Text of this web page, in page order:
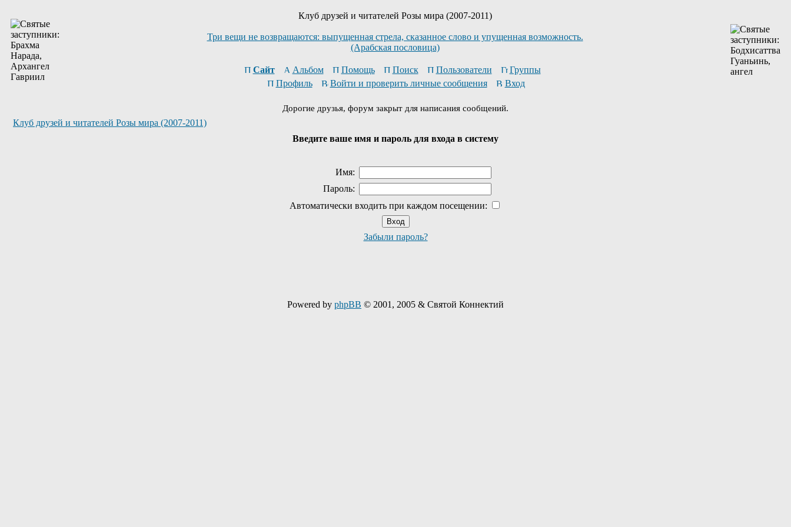
Клуб друзей и читателей Розы мира (2007-2011)
Три вещи не возвращаются: выпущенная стрела, сказанное слово и упущенная возможность.
(Арабская пословица)
Сайт Альбом Помощь Поиск Пользователи
Группы
Профиль
Войти и проверить личные сообщения Вход
Дорогие друзья, форум закрыт для написания сообщений.
Клуб друзей и читателей Розы мира (2007-2011)
Введите ваше имя и пароль для входа в систему
Имя:
Пароль:
Автоматически входить при каждом посещении:
Забыли пароль?
Powered by phpBB © 2001, 2005 & Святой Коннектий